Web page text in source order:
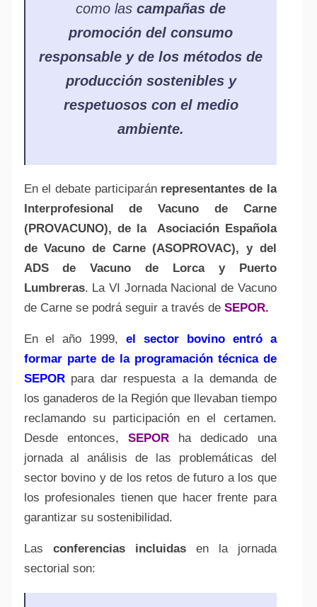
como las campañas de
promoción del consumo
responsable y de los métodos de
producción sostenibles y
respetuosos con el medio
ambiente.
En el debate participarán representantes de la
Interprofesional de Vacuno de Carne
(PROVACUNO), de la Asociación Española
de Vacuno de Carne (ASOPROVAC), y del
ADS de Vacuno de Lorca y Puerto
Lumbreras. La VI Jornada Nacional de Vacuno
de Carne se podrá seguir a través de SEPOR.
En el año 1999, el sector bovino entró a
formar parte de la programación técnica de
SEPORpara dar respuesta a la demanda de
los ganaderos de la Región que llevaban tiempo
reclamando su participación en el certamen.
Desde entonces, SEPORha dedicado una
jornada al análisis de las problemáticas del
sector bovino y de los retos de futuro a los que
los profesionales tienen que hacer frente para
garantizar su sostenibilidad.
Las conferencias incluidasen la jornada
sectorial son: